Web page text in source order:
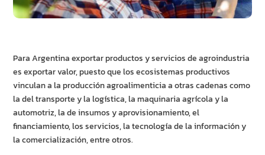
Para Argentina exportar productos y servicios de agroindustria
es exportar valor, puesto que los ecosistemas productivos
vinculan a la producción agroalimenticia a otras cadenas como
la del transporte y la logística, la maquinaria agrícola y la
automotriz, la de insumos y aprovisionamiento, el
financiamiento, los servicios, la tecnología de la información y
la comercialización, entre otros.